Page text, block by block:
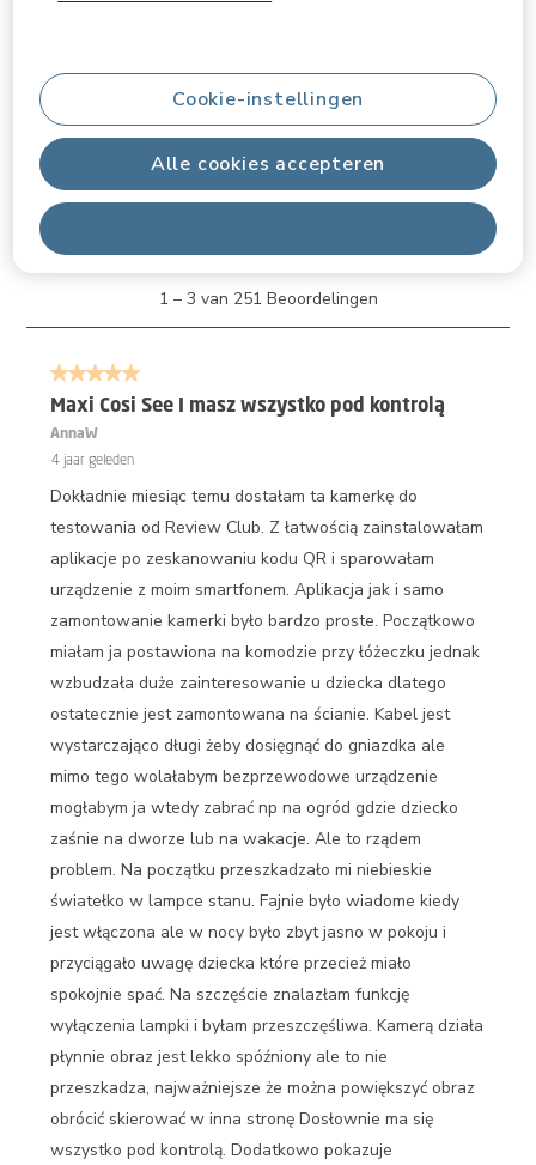
Alle cookies accepteren
Cookie-instellingen
Onderwerpen en beoordelingen zoeken per regio
Relevantiegegevens
Sorteren op
3
251
Beoordelingen.
1 – 3 van 251 Beoordelingen
5 van 5 sterren.
Maxi Cosi See I masz wszystko pod kontrolą
AnnaW
4 jaar geleden
Dokładnie miesiąc temu dostałam ta kamerkę do
testowania od Review Club. Z łatwością zainstalowałam
aplikacje po zeskanowaniu kodu QR i sparowałam
urządzenie z moim smartfonem. Aplikacja jak i samo
zamontowanie kamerki było bardzo proste. Początkowo
miałam ja postawiona na komodzie przy łóżeczku jednak
wzbudzała duże zainteresowanie u dziecka dlatego
ostatecznie jest zamontowana na ścianie. Kabel jest
wystarczająco długi żeby dosięgnąć do gniazdka ale
mimo tego wolałabym bezprzewodowe urządzenie
mogłabym ja wtedy zabrać np na ogród gdzie dziecko
zaśnie na dworze lub na wakacje. Ale to rządem
problem. Na początku przeszkadzało mi niebieskie
światełko w lampce stanu. Fajnie było wiadome kiedy
jest włączona ale w nocy było zbyt jasno w pokoju i
przyciągało uwagę dziecka które przecież miało
spokojnie spać. Na szczęście znalazłam funkcję
wyłączenia lampki i byłam przeszczęśliwa. Kamerą działa
płynnie obraz jest lekko spóźniony ale to nie
przeszkadza, najważniejsze że można powiększyć obraz
obrócić skierować w inna stronę Dosłownie ma się
wszystko pod kontrolą. Dodatkowo pokazuje